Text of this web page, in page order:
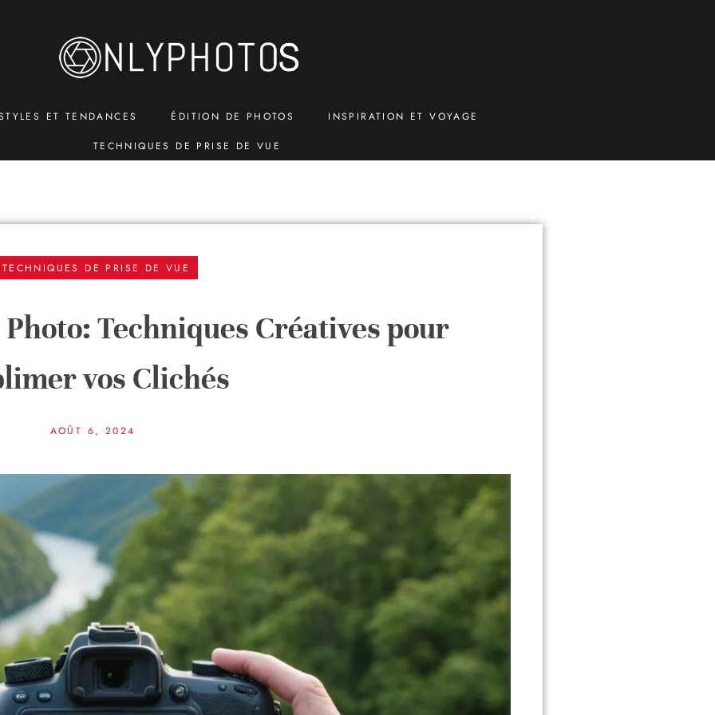
ET TENDANCES ÉDITION DE PHOTOS INSPIRATION ET VOYAGE
TECHNIQUES DE PRISE DE VUE
TECHNIQUES DE PRISE DE VUE
Techniques Créatives pour
vos Clichés
AOÛT 6, 2024